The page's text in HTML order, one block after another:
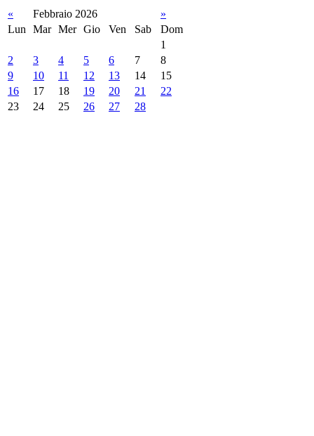
« Febbraio 2026
»
Lun
Mar Mer Gio Ven Sab
Dom
1
2
3 4 5 6 7
8
9
10 11 12 13 14
15
16
17 18 19 20 21
22
23
24 25 26 27 28